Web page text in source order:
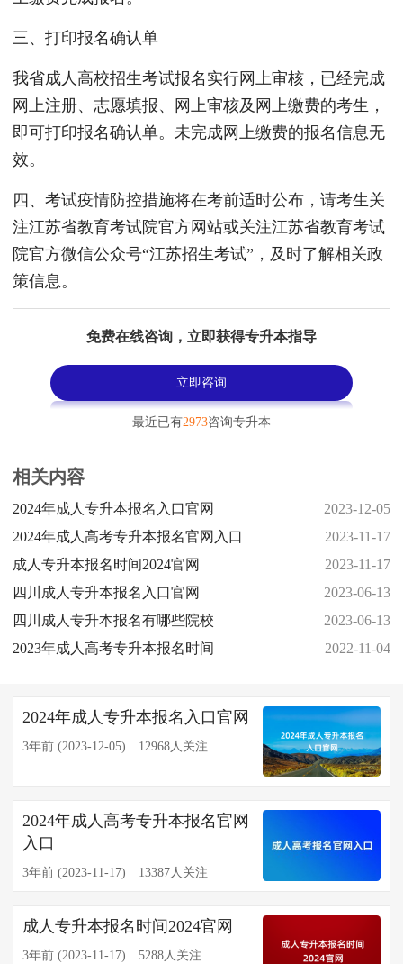
三、打印报名确认单
我省成人高校招生考试报名实行网上审核，已经完成
网上注册、志愿填报、网上审核及网上缴费的考生，
即可打印报名确认单。未完成网上缴费的报名信息无
效。
四、考试疫情防控措施将在考前适时公布，请考生关
注江苏省教育考试院官方网站或关注江苏省教育考试
院官方微信公众号“江苏招生考试”，及时了解相关政
策信息。
免费在线咨询，立即获得专升本指导
立即咨询
最近已有2973咨询专升本
相关内容
2024年成人专升本报名入口官网
2023-12-05
2024年成人高考专升本报名官网入口
2023-11-17
成人专升本报名时间2024官网
2023-11-17
四川成人专升本报名入口官网
2023-06-13
四川成人专升本报名有哪些院校
2023-06-13
2023年成人高考专升本报名时间
2022-11-04
2024年成人专升本报名入口官网
3年前 (2023-12-05) 12968人关注
2024年成人高考专升本报名官网
入口
3年前 (2023-11-17) 13387人关注
成人专升本报名时间2024官网
3年前 (2023-11-17) 5288人关注